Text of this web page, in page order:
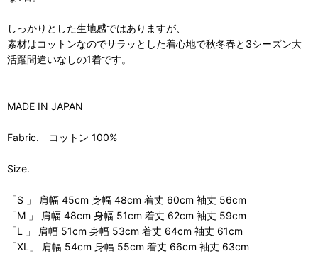
しっかりとした生地感ではありますが、
素材はコットンなのでサラッとした着心地で秋冬春と3シーズン大
活躍間違いなしの1着です。
MADE IN JAPAN
Fabric. コットン 100%
Size.
「S 」 肩幅 45cm 身幅 48cm 着丈 60cm 袖丈 56cm
「M 」 肩幅 48cm 身幅 51cm 着丈 62cm 袖丈 59cm
「L 」 肩幅 51cm 身幅 53cm 着丈 64cm 袖丈 61cm
「XL」 肩幅 54cm 身幅 55cm 着丈 66cm 袖丈 63cm